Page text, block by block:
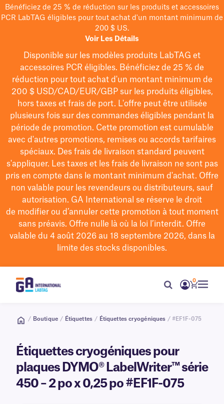
Bénéficiez de 25 % de réduction sur les produits et accessoires
PCR LabTAG éligibles pour tout achat d'un montant minimum de
200 $ US.
Voir Les Détails
Disponible sur les modèles produits LabTAG et
accessoires PCR éligibles. Bénéficiez de 25 % de
réduction pour tout achat d'un montant minimum de
200 $USD/CAD/EUR/GBPsur les produits éligibles,
hors taxes et frais de port. L'offre peut être utilisée
plusieurs fois sur des commandes éligibles pendant la
période de promotion. Cette promotion est cumulable
avec d'autres promotions, remises ou accords tarifaires
spéciaux. Des frais de livraison standard peuvent
s'appliquer. Les taxes et les frais de livraison ne sont pas
pris en compte dans le montant minimum d'achat. Offre
non valable pour les revendeurs ou distributeurs, sauf
autorisation. GA International se réserve le droit
de modifierou d’annuler cette promotion à tout moment
sans préavis. Offre nulle là où la loi l’interdit. Offre
valable du 4 août 2026 au 18 septembre 2026, dans la
limite des stocks disponibles.
0
/ Boutique / Étiquettes / Étiquettes cryogéniques / #EF1F-075
Étiquettes cryogéniques pour
plaques DYMO® LabelWriter™ série
450 – 2 po x 0,25 po #EF1F-075